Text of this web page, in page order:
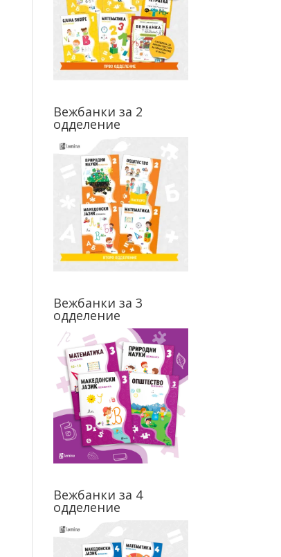
Вежбанки за 2
одделение
Вежбанки за 3
одделение
Вежбанки за 4
одделение